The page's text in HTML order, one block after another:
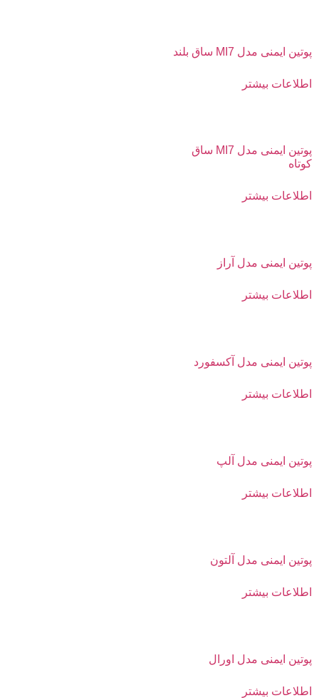
پوتین ایمنی مدل MI7 ساق بلند
اطلاعات بیشتر
پوتین ایمنی مدل MI7 ساق
کوتاه
اطلاعات بیشتر
پوتین ایمنی مدل آراز
اطلاعات بیشتر
پوتین ایمنی مدل آکسفورد
اطلاعات بیشتر
پوتین ایمنی مدل آلپ
اطلاعات بیشتر
پوتین ایمنی مدل آلتون
اطلاعات بیشتر
پوتین ایمنی مدل اورال
اطلاعات بیشتر